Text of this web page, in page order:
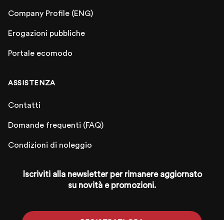
Company Profile (ENG)
Erogazioni pubbliche
Portale ecomodo
ASSISTENZA
Contatti
Domande frequenti (FAQ)
Condizioni di noleggio
Iscriviti alla newsletter per rimanere aggiornato
su novità e promozioni.